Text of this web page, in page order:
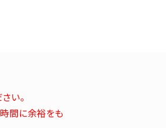
い。
間に余裕をも